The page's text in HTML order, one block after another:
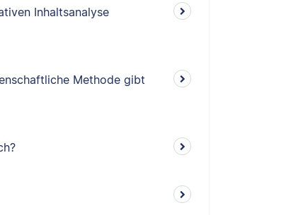
Inhaltsanalyse
Methode gibt